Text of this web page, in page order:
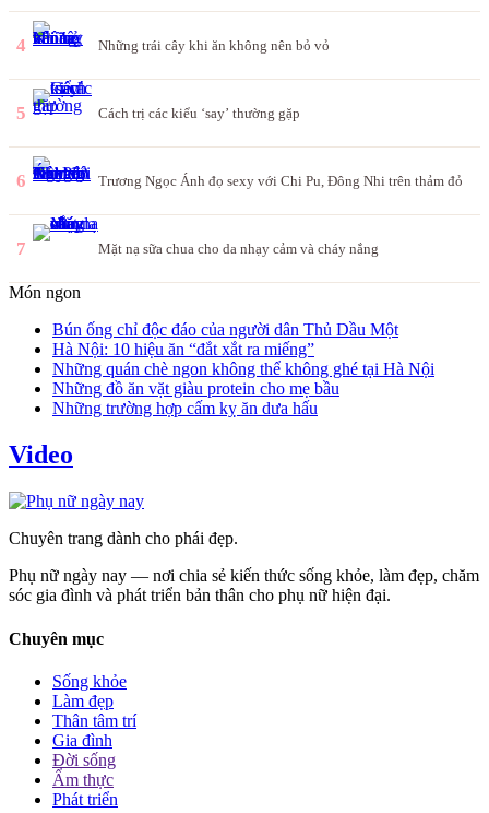
4 Những trái cây khi ăn không nên bỏ vỏ
5 Cách trị các kiểu ‘say’ thường gặp
6 Trương Ngọc Ánh đọ sexy với Chi Pu, Đông Nhi trên thảm đỏ
7 Mặt nạ sữa chua cho da nhạy cảm và cháy nắng
Món ngon
Bún ống chỉ độc đáo của người dân Thủ Dầu Một
Hà Nội: 10 hiệu ăn “đắt xắt ra miếng”
Những quán chè ngon không thể không ghé tại Hà Nội
Những đồ ăn vặt giàu protein cho mẹ bầu
Những trường hợp cấm kỵ ăn dưa hấu
Video
Chuyên trang dành cho phái đẹp.
Phụ nữ ngày nay — nơi chia sẻ kiến thức sống khỏe, làm đẹp, chăm
sóc gia đình và phát triển bản thân cho phụ nữ hiện đại.
Chuyên mục
Sống khỏe
Làm đẹp
Thân tâm trí
Gia đình
Đời sống
Ẩm thực
Phát triển